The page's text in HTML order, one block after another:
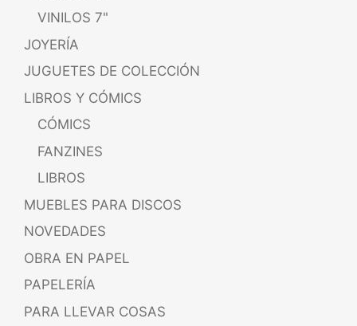
VINILOS 7"
JOYERÍA
JUGUETES DE COLECCIÓN
LIBROS Y CÓMICS
CÓMICS
FANZINES
LIBROS
MUEBLES PARA DISCOS
NOVEDADES
OBRA EN PAPEL
PAPELERÍA
PARA LLEVAR COSAS